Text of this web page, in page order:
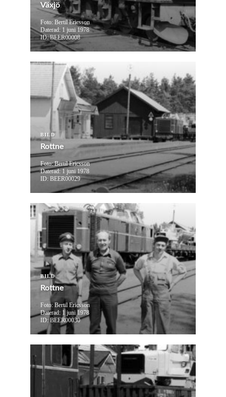
Växjö
Foto: Bertil Ericsson
Daterad: 1 juni 1978
ID: BEER00008
BILD
Rottne
Foto: Bertil Ericsson
Daterad: 1 juni 1978
ID: BEER00029
BILD
Rottne
Foto: Bertil Ericsson
Daterad: 1 juni 1978
ID: BEER00030